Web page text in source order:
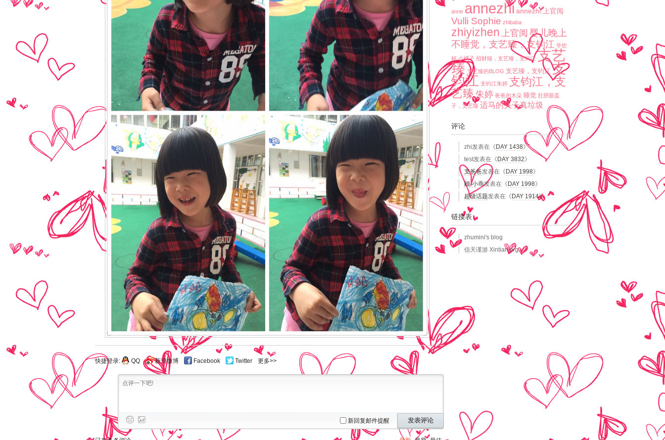
快捷登录: QQ 新浪微博 Facebook Twitter 更多>>
新回复邮件提醒 发表评论
anne annezhi annezhi.上官阅
Vulli Sophie zhibaba
zhiyizhen 上官阅 婴儿晚上
不睡觉，支艺臻，支钧江 学饮
杯 小橘子 招财猫，支艺臻，支钧江 支艺
臻 支艺臻的BLOG 支艺臻，支钧江 支
钧江 支钧江朱婷 支钧江，支
艺臻朱婷 爸爸的木朵 睡觉 肚脐眼盖
子，支艺臻 适马的头子真垃圾
评论
zhi发表在《 DAY 1438》
test发表在《 DAY 3832》
支爸爸发表在《 DAY 1998》
顾-小乖发表在《 DAY 1998》
超级话题发表在《 DAY 1914》
链接表
zhumini's blog
信天谨游 Xintian.org